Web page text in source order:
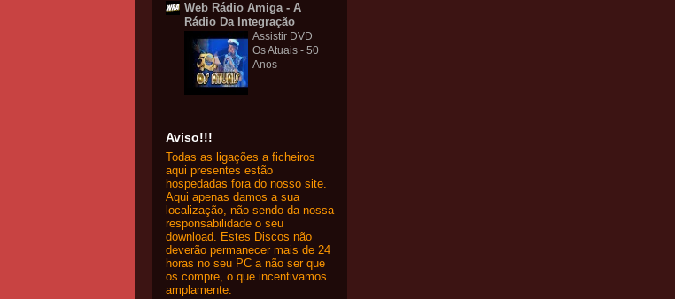
Web Rádio Amiga - A
Rádio Da Integração
Assistir DVD
Os Atuais - 50
Anos
Aviso!!!
Todas as ligações a ficheiros
aqui presentes estão
hospedadas fora do nosso site.
Aqui apenas damos a sua
localização, não sendo da nossa
responsabilidade o seu
download. Estes Discos não
deverão permanecer mais de 24
horas no seu PC a não ser que
os compre, o que incentivamos
amplamente.